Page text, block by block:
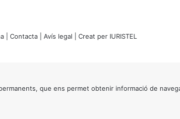
| Contacta Avís legal | Creat per IURISTEL
que ens permet obtenir informació de